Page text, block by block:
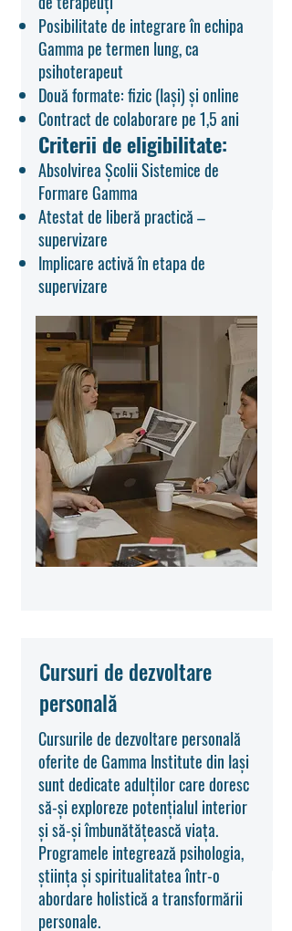
Posibilitate de integrare în echipa
Gamma pe termen lung, ca
psihoterapeut
Două formate: fizic (Iași) și online
Contract de colaborare pe 1,5 ani
Criterii de eligibilitate:
Absolvirea Școlii Sistemice de
Formare Gamma
Atestat de liberă practică –
supervizare
Implicare activă în etapa de
supervizare
Cursuri de dezvoltare
personală
Cursurile de dezvoltare personală
oferite de Gamma Institute din Iași
sunt dedicate adulților care doresc
să-și exploreze potențialul interior
și să-și îmbunătățească viața.
Programele integrează psihologia,
știința și spiritualitatea într-o
abordare holistică a transformării
personale.